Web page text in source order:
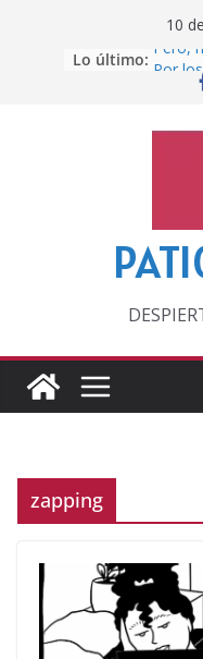
10
Lo último: Pero,
Por
Otra
zapping